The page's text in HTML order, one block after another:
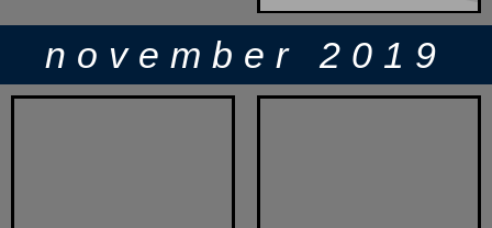
november 2019